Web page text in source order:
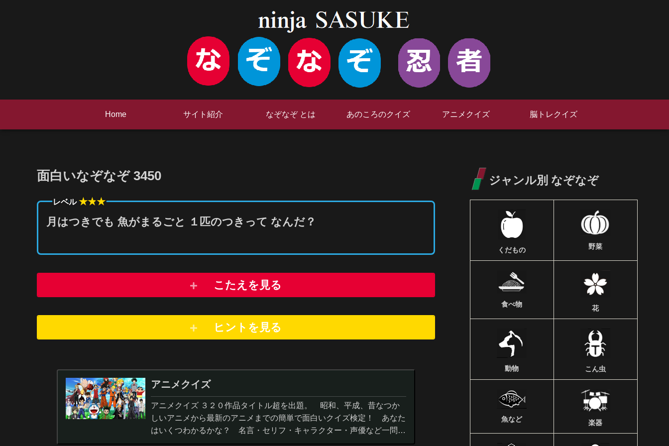
Home サイト紹介 なぞなぞ とは あのころのクイズ アニメクイズ 脳トレクイズ
面白いなぞなぞ 3450
レベル★★★
月はつきでも 魚がまるごと １匹のつきって なんだ？
こたえを見る
ヒントを 見る
アニメクイズ
アニメクイズ ３２０作品タイトル超を出題。 昭和、平成、昔なつか
しいアニメから最新のアニメまでの簡単で面白いクイズ検定！ あなた
はいくつわかるかな？ 名言・セリフ・キャラクター・声優など一問一
答から3択・4択問題までの小学生の簡単問題から難...
ジャンル別 なぞなぞ
くだもの 野菜
食べ物 花
動物 こん虫
魚など 楽器